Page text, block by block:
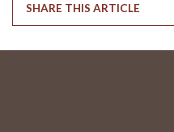
SHARE THIS ARTICLE